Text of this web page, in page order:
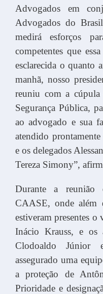
Advogados em
Advogados do
medirá esforços
competentes que
esclarecida o quanto
manhã, nosso
reuniu com a cúpula
Segurança Pública,
ao advogado e sua
atendido
e os delegados
Tereza Simony”,
Durante a reunião
CAASE, onde além
estiveram presentes o
Inácio Krauss, e os
Clodoaldo Júnior
assegurado uma
a proteção de
Prioridade e